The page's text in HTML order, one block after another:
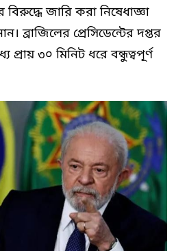
জারি করা নিষেধাজ্ঞা
ব্রাজিলের প্রেসিডেন্টের দপ্তর
প্রায় ৩০ মিনিট ধরে বন্ধুত্বপূর্ণ